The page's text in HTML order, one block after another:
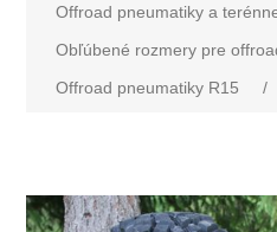
Offroad pneumatiky a
Obľúbené rozmery pre
Offroad pneumatiky R15
/